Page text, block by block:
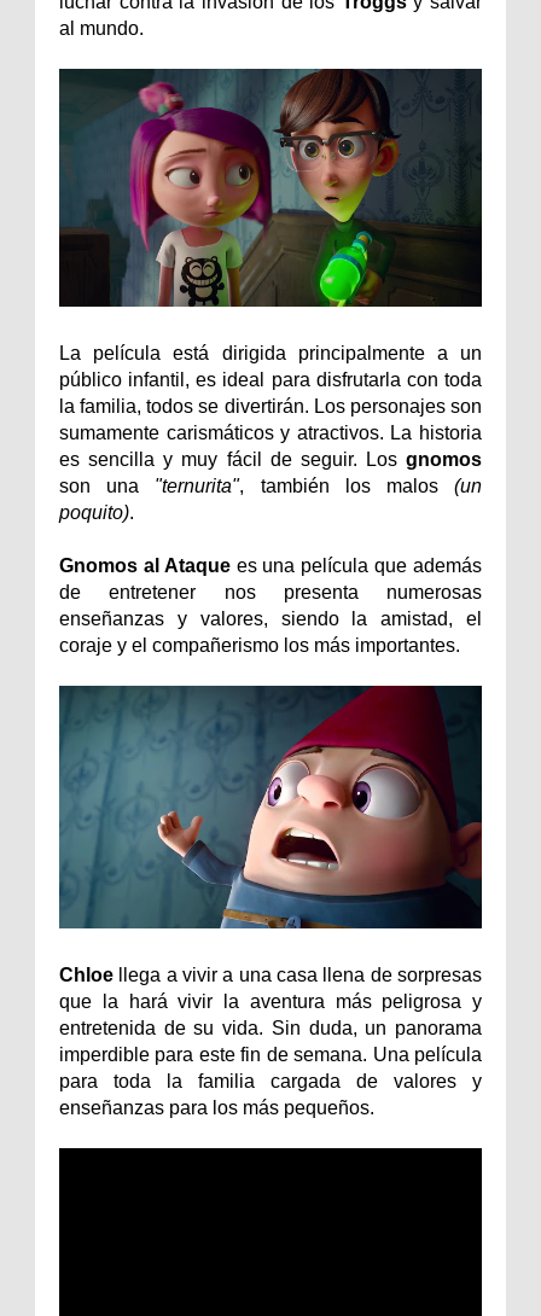
al mundo.
La película está dirigida principalmente a un
público infantil, es ideal para disfrutarla con toda
la familia, todos se divertirán. Los personajes son
sumamente carismáticos y atractivos. La historia
es sencilla y muy fácil de seguir. Los gnomos
son una "ternurita", también los malos(un
poquito).
Gnomos al Ataque es una película que además
de entretener nos presenta numerosas
enseñanzas y valores, siendo la amistad, el
coraje y el compañerismo los más importantes.
Chloe llega a vivir a una casa llena de sorpresas
que la hará vivir la aventura más peligrosa y
entretenida de su vida. Sin duda, un panorama
imperdible para este fin de semana. Una película
para toda la familia cargada de valores y
enseñanzas para los más pequeños.